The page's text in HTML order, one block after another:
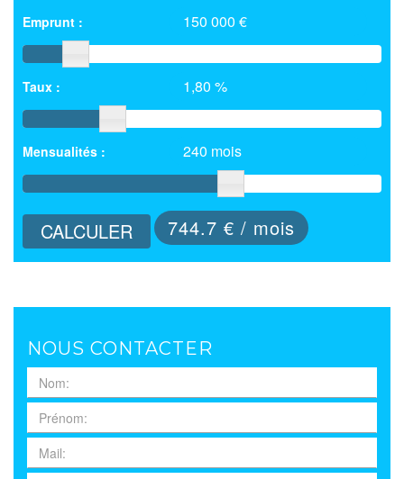
Emprunt : 150 000 €
Taux : 1,80 %
Mensualités : 240 mois
CALCULER 744.7 € / mois
NOUS CONTACTER